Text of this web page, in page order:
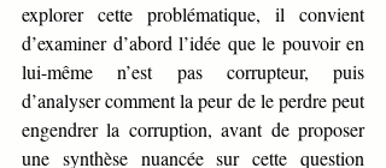
explorer cette problématique, il convient
d’examiner d’abord l’idée que le pouvoir en
lui-même n’est pas corrupteur, puis
d’analyser comment la peur de le perdre peut
engendrer la corruption, avant de proposer
une synthèse nuancée sur cette question